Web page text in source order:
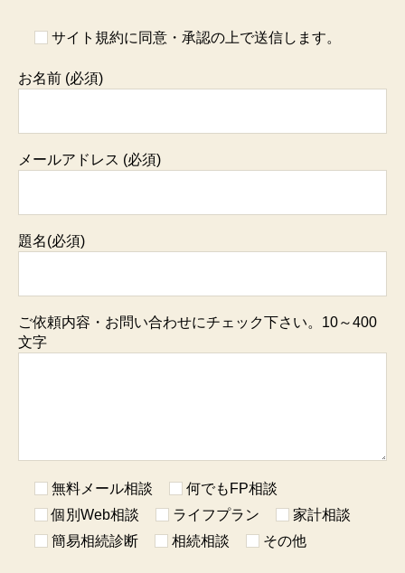
サイト規約に同意・承認の上で送信します。
お名前 (必須)
メールアドレス (必須)
題名(必須)
ご依頼内容・お問い合わせにチェック下さい。10～400
文字
無料メール相談
何でもFP相談
個別Web相談
ライフプラン
家計相談
簡易相続診断
相続相談 その他